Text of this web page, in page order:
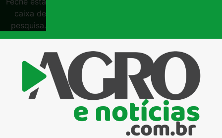
caixa de
pesquisa.